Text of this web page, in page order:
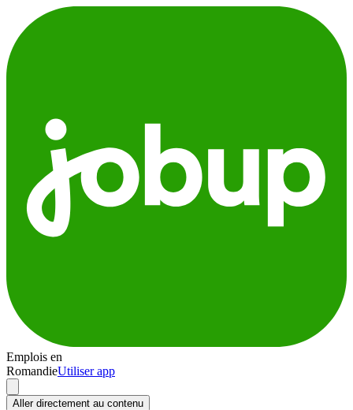
Emplois en
RomandieUtiliser app
Aller directement au contenu